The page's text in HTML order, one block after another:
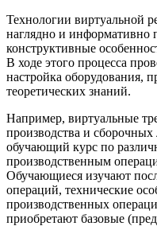
Технологии виртуальной
наглядно и информативно
конструктивные
В ходе этого процесса
настройка оборудования,
теоретических знаний.
Например, виртуальные
производства и
обучающий курс по
производственным
Обучающиеся изучают
операций, технические
производственных
приобретают базовые